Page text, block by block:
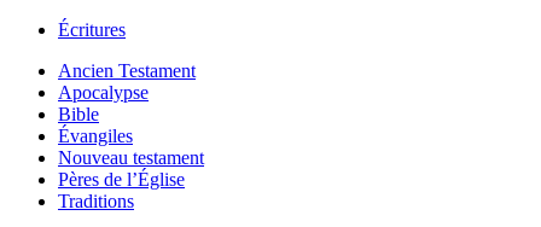
Écritures
Ancien Testament
Apocalypse
Bible
Évangiles
Nouveau testament
Pères de l’Église
Traditions